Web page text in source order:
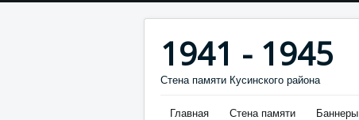
1941 - 1945
Стена памяти Кусинского района
Главная Стена памяти Баннеры